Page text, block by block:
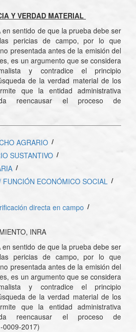
Y VERDAD MATERIAL
en sentido de que la prueba debe ser
pericias de campo, por lo que
presentada antes de la emisión del
es un argumento que se considera
y contradice el principio
de la verdad material de los
que la entidad administrativa
reencausar el proceso de
AGRARIO /
SUSTANTIVO /
/
ECONÓMICO SOCIAL /
directa en campo /
INRA
en sentido de que la prueba debe ser
pericias de campo, por lo que
presentada antes de la emisión del
es un argumento que se considera
y contradice el principio
de la verdad material de los
que la entidad administrativa
reencausar el proceso de
0009-2017)